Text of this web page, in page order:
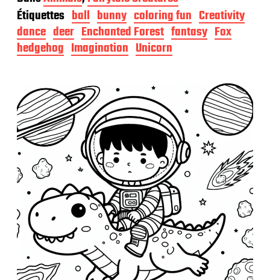
t
e
d
e
p
i
c
a
t
i
o
n
Étiquettes ball bunny coloring fun Creativity
dance deer Enchanted Forest fantasy Fox
hedgehog Imagination Unicorn